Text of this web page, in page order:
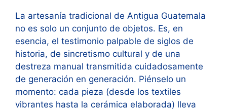
La artesanía tradicional de Antigua Guatemala
no es solo un conjunto de objetos. Es, en
esencia, el testimonio palpable de siglos de
historia, de sincretismo cultural y de una
destreza manual transmitida cuidadosamente
de generación en generación. Piénselo un
momento: cada pieza (desde los textiles
vibrantes hasta la cerámica elaborada) lleva